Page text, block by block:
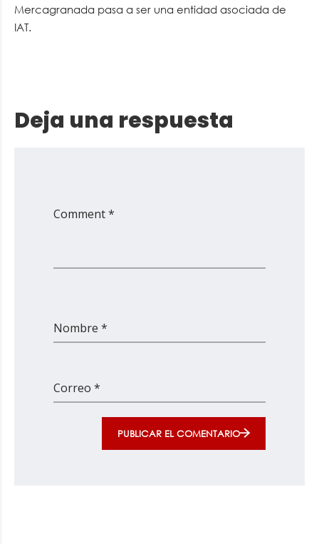
Mercagranada pasa a ser una entidad asociada de
IAT.
Deja una respuesta
Comment *
Nombre *
Correo *
PUBLICAR EL COMENTARIO